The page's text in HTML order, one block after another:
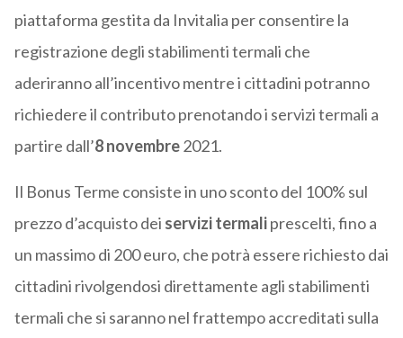
piattaforma gestita da Invitalia per consentire la
registrazione degli stabilimenti termali che
aderiranno all’incentivo mentre i cittadini potranno
richiedere il contributo prenotando i servizi termali a
partire dall’8 novembre2021.
Il Bonus Terme consiste in uno sconto del 100% sul
prezzo d’acquisto dei servizi termaliprescelti, fino a
un massimo di 200 euro, che potrà essere richiesto dai
cittadini rivolgendosi direttamente agli stabilimenti
termali che si saranno nel frattempo accreditati sulla